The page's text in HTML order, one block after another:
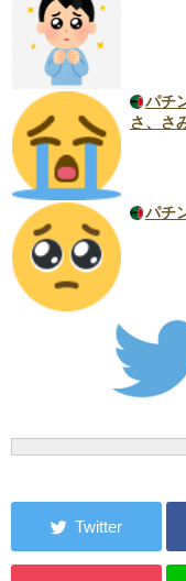
パチ
さ、さ
パチ